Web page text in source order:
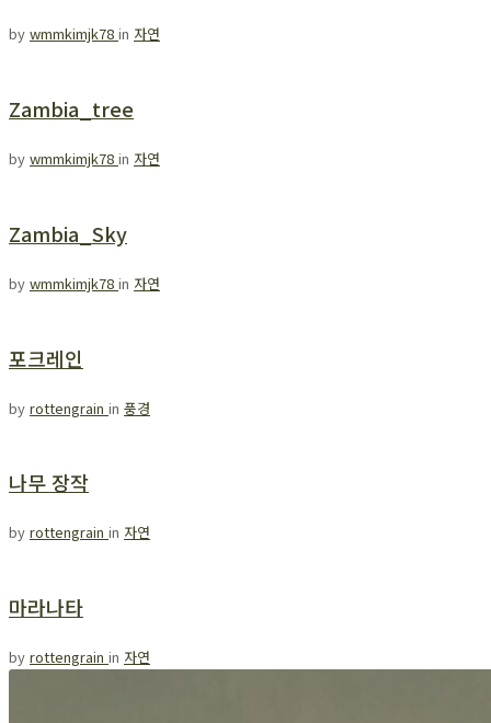
by wmmkimjk78 in 자연
Zambia_tree
by wmmkimjk78 in 자연
Zambia_Sky
by wmmkimjk78 in 자연
포크레인
by rottengrain in 풍경
나무 장작
by rottengrain in 자연
마라나타
by rottengrain in 자연